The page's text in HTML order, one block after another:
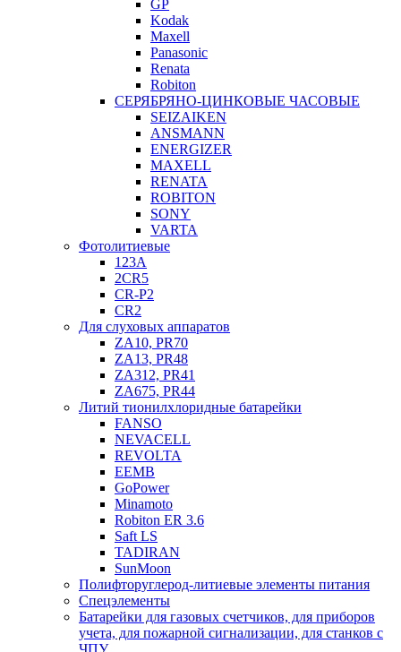
GP
Kodak
Maxell
Panasonic
Renata
Robiton
СЕРЯБРЯНО-ЦИНКОВЫЕ ЧАСОВЫЕ
SEIZAIKEN
ANSMANN
ENERGIZER
MAXELL
RENATA
ROBITON
SONY
VARTA
Фотолитиевые
123A
2CR5
CR-P2
CR2
Для слуховых аппаратов
ZA10, PR70
ZA13, PR48
ZA312, PR41
ZA675, PR44
Литий тионилхлоридные батарейки
FANSO
NEVACELL
REVOLTA
EEMB
GoPower
Minamoto
Robiton ER 3.6
Saft LS
TADIRAN
SunMoon
Полифторуглерод-литиевые элементы питания
Спецэлементы
Батарейки для газовых счетчиков, для приборов
учета, для пожарной сигнализации, для станков с
ЧПУ